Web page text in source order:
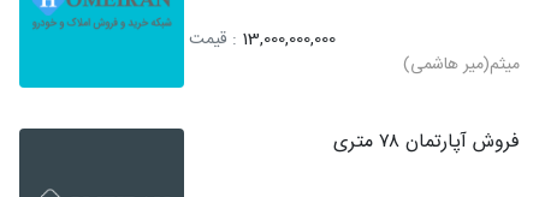
13,000,000,000 : قیمت
میثم(میر هاشمی)
فروش آپارتمان ۷۸ متری